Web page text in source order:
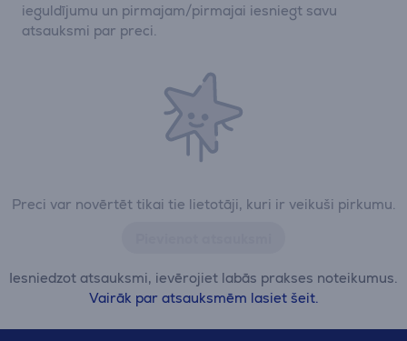
Preci var novērtēt tikai tie lietotāji, kuri ir veikuši pirkumu.
Iesniedzot atsauksmi, ievērojiet labās prakses noteikumus.
Vairāk par atsauksmēm lasiet šeit.
ieguldījumu un pirmajam/pirmajai iesniegt savu
atsauksmi par preci.